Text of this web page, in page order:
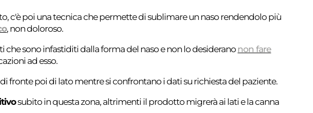
c'è poi una tecnica che permette di sublimare un naso rendendolo più
, non doloroso.
sono infastiditi dalla forma del naso e non lo desiderano non fare
ad esso.
fronte poi di lato mentre si confrontano i dati su richiesta del paziente.
subito in questa zona, altrimenti il prodotto migrerà ai lati e la canna